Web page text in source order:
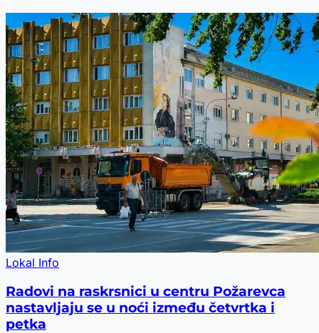
Lokal Info
Radovi na raskrsnici u centru Požarevca
nastavljaju se u noći između četvrtka i
petka